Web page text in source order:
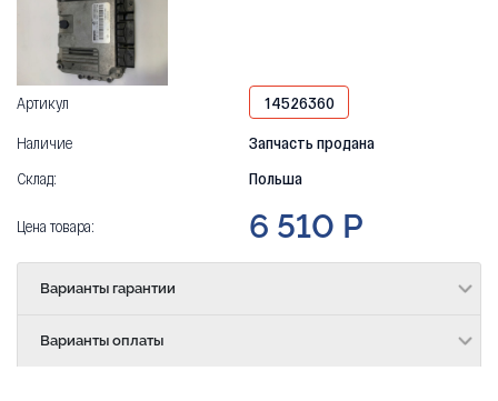
Артикул
14526360
Наличие
Запчасть продана
Склад:
Польша
Цена товара: 6 510 Р
Варианты гарантии
Варианты оплаты